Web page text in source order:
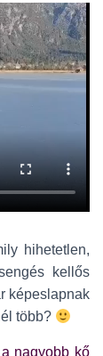
hihetetlen,
kellős
képeslapnak
több?